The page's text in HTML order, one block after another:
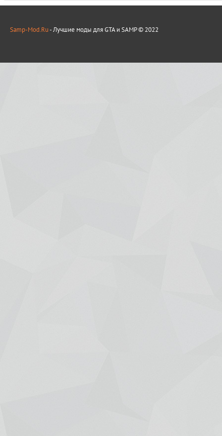
Samp-Mod.Ru- Лучшие моды для GTA и SAMP © 2022